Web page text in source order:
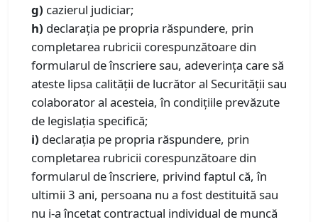
g) cazierul judiciar;
h) declaraţia pe propria răspundere, prin
completarea rubricii corespunzătoare din
formularul de înscriere sau, adeverinţa care să
ateste lipsa calităţii de lucrător al Securităţii sau
colaborator al acesteia, în condițiile prevăzute
de legislația specifică;
i) declarația pe propria răspundere, prin
completarea rubricii corespunzătoare din
formularul de înscriere, privind faptul că, în
ultimii 3 ani, persoana nu a fost destituită sau
nu i-a încetat contractual individual de muncă